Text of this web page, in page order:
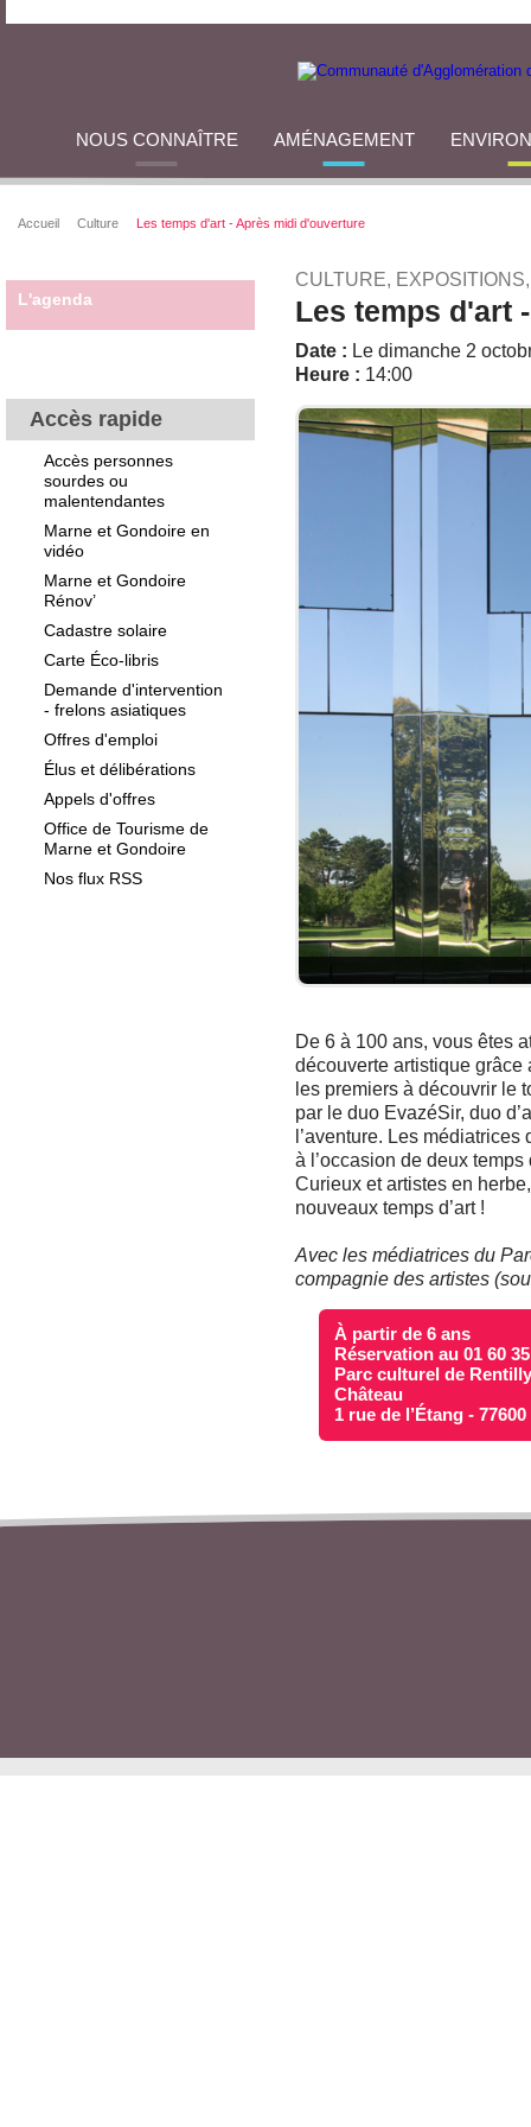
NOUS CONNAÎTRE AMÉNAGEMENT
Accueil Culture Les temps d'art - Après midi d'ouverture
L'agenda
Accès rapide
Accès personnes
sourdes ou
malentendantes
Marne et Gondoire en
vidéo
Marne et Gondoire
Rénov’
Cadastre solaire
Carte Éco-libris
Demande d'intervention
- frelons asiatiques
Offres d'emploi
Élus et délibérations
Appels d'offres
Office de Tourisme de
Marne et Gondoire
Nos flux RSS
CULTURE,
Les temps d'art
Date : Le dimanche 2
Heure : 14:00
De 6 à 100 ans, vous êtes
découverte artistique grâce
les premiers à découvrir le
par le duo EvazéSir, duo
l’aventure. Les
à l’occasion de deux
Curieux et artistes en
nouveaux temps d’art !
Avec les médiatrices du
compagnie des artistes
À partir de 6 ans
Réservation au 01 60
Parc culturel de
Château
1 rue de l’Étang -